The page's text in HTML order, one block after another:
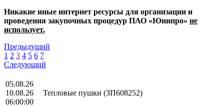
Никакие иные интернет ресурсы для организации и
проведения закупочных процедур ПАО «Юнипро» не
использует.
Предыдущий
1 2 3 4 5 6 7
Следующий
05.08.26
10.08.26
06:00:00
Тепловые пушки (ЗП608252)